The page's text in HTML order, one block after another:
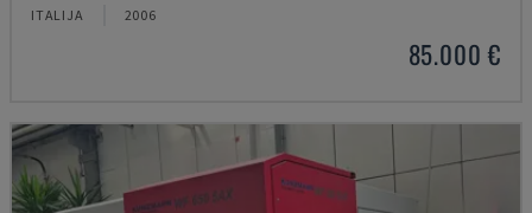
ITALIJA 2006
85.000 €